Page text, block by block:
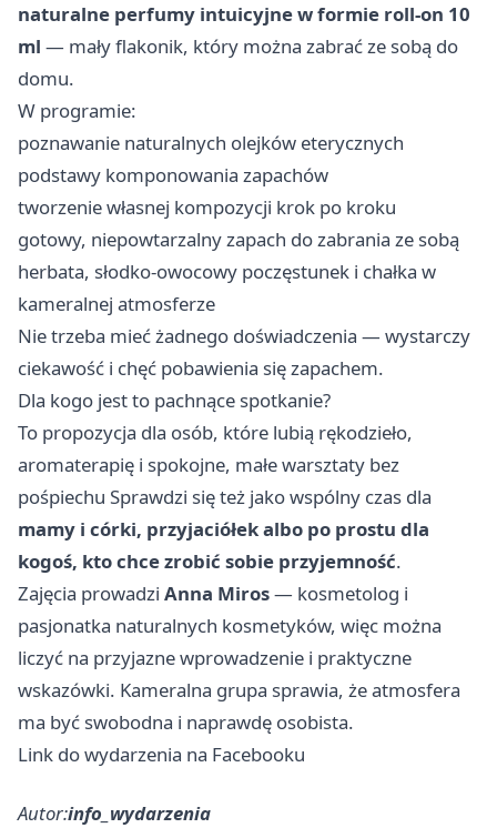
naturalne perfumy intuicyjne w formie roll-on 10
ml — mały flakonik, który można zabrać ze sobą do
domu.
W programie:
poznawanie naturalnych olejków eterycznych
podstawy komponowania zapachów
tworzenie własnej kompozycji krok po kroku
gotowy, niepowtarzalny zapach do zabrania ze sobą
herbata, słodko-owocowy poczęstunek i chałka w
kameralnej atmosferze
Nie trzeba mieć żadnego doświadczenia — wystarczy
ciekawość i chęć pobawienia się zapachem.
Dla kogo jest to pachnące spotkanie?
To propozycja dla osób, które lubią rękodzieło,
aromaterapię i spokojne, małe warsztaty bez
pośpiechu Sprawdzi się też jako wspólny czas dla
mamy i córki, przyjaciółek albo po prostu dla
kogoś, kto chce zrobić sobie przyjemność.
Zajęcia prowadzi Anna Miros— kosmetolog i
pasjonatka naturalnych kosmetyków, więc można
liczyć na przyjazne wprowadzenie i praktyczne
wskazówki. Kameralna grupa sprawia, że atmosfera
ma być swobodna i naprawdę osobista.
Link do wydarzenia na Facebooku
Autor:info_wydarzenia